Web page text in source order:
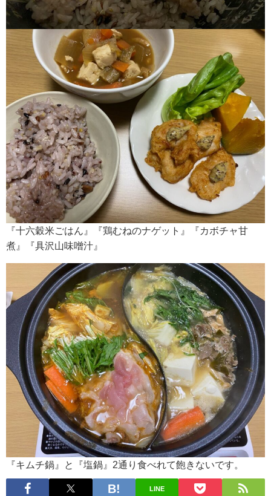
『十六穀米ごはん』『鶏むねのナゲット』『カボチャ甘
煮』『具沢山味噌汁』
『キムチ鍋』と『塩鍋』2通り食べれて飽きないです。
LINE